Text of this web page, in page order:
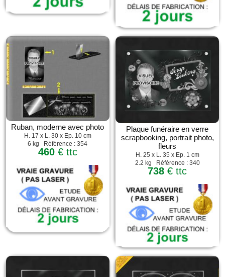
Ruban, moderne avec photo
H. 17 x L. 30 x Ep. 10 cm
6 kg Référence : 354
460€ ttc
Plaque funéraire en verre
scrapbooking, portrait photo,
fleurs
H. 25 x L. 35 x Ep. 1 cm
2.2 kg Référence : 340
738 € ttc